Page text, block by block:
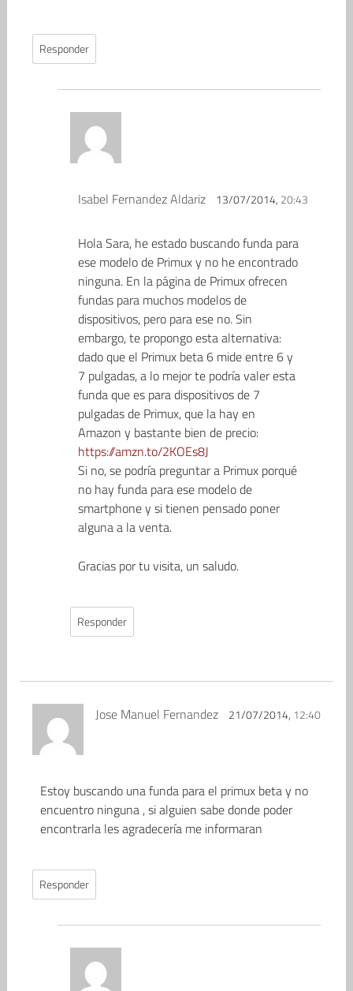
Responder
Isabel Fernandez Aldariz 13/07/2014, 20:43
Hola Sara, he estado buscando funda para
ese modelo de Primux y no he encontrado
ninguna. En la página de Primux ofrecen
fundas para muchos modelos de
dispositivos, pero para ese no. Sin
embargo, te propongo esta alternativa:
dado que el Primux beta 6 mide entre 6 y
7 pulgadas, a lo mejor te podría valer esta
funda que es para dispositivos de 7
pulgadas de Primux, que la hay en
Amazon y bastante bien de precio:
https://amzn.to/2KOEs8J
Si no, se podría preguntar a Primux porqué
no hay funda para ese modelo de
smartphone y si tienen pensado poner
alguna a la venta.
Gracias por tu visita, un saludo.
Responder
Jose Manuel Fernandez 21/07/2014, 12:40
Estoy buscando una funda para el primux beta y no
encuentro ninguna , si alguien sabe donde poder
encontrarla les agradecería me informaran
Responder